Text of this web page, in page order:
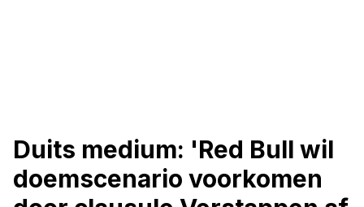
Duits medium: 'Red Bull wil
doemscenario voorkomen